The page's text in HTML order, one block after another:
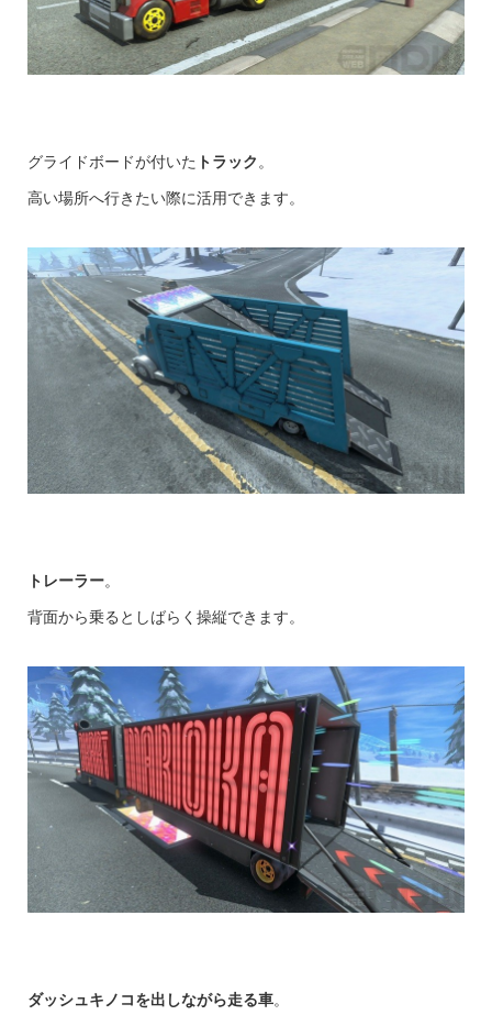
グライドボードが付いた トラック 。
高い場所へ行きたい際に活用できます。
トレーラー。
背面から乗るとしばらく操縦できます。
ダッシュキノコを出しながら走る車。